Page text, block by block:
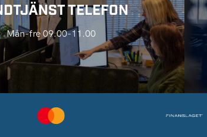
TELEFON
Mån-fre 09.00-11.00